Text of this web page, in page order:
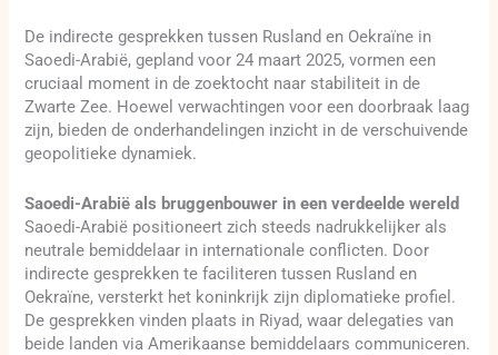
De indirecte gesprekken tussen Rusland en Oekraïne in
Saoedi-Arabië, gepland voor 24 maart 2025, vormen een
cruciaal moment in de zoektocht naar stabiliteit in de
Zwarte Zee. Hoewel verwachtingen voor een doorbraak laag
zijn, bieden de onderhandelingen inzicht in de verschuivende
geopolitieke dynamiek.
Saoedi-Arabië als bruggenbouwer in een verdeelde wereld
Saoedi-Arabië positioneert zich steeds nadrukkelijker als
neutrale bemiddelaar in internationale conflicten. Door
indirecte gesprekken te faciliteren tussen Rusland en
Oekraïne, versterkt het koninkrijk zijn diplomatieke profiel.
De gesprekken vinden plaats in Riyad, waar delegaties van
beide landen via Amerikaanse bemiddelaars communiceren.